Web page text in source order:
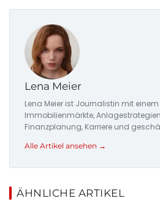
Lena Meier
Lena Meier ist Journalistin mit
Immobilienmärkte,
Finanzplanung, Karriere und
Alle Artikel ansehen →
ÄHNLICHE ARTIKEL